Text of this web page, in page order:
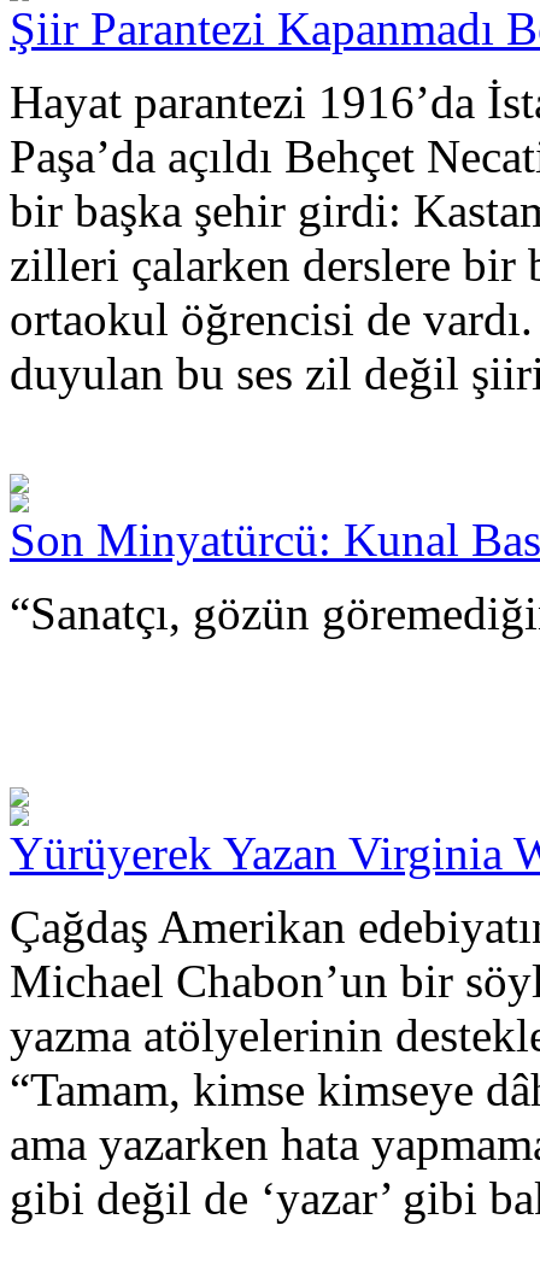
Şiir Parantezi Kapanmadı
Hayat parantezi 1916’da
Paşa’da açıldı Behçet
bir başka şehir girdi:
zilleri çalarken derslere bir
ortaokul öğrencisi de
duyulan bu ses zil değil
Son Minyatürcü: Kunal
“Sanatçı, gözün
Yürüyerek Yazan Virginia
Çağdaş Amerikan
Michael Chabon’un bir
yazma atölyelerinin
“Tamam, kimse kimseye
ama yazarken hata
gibi değil de ‘yazar’ gibi